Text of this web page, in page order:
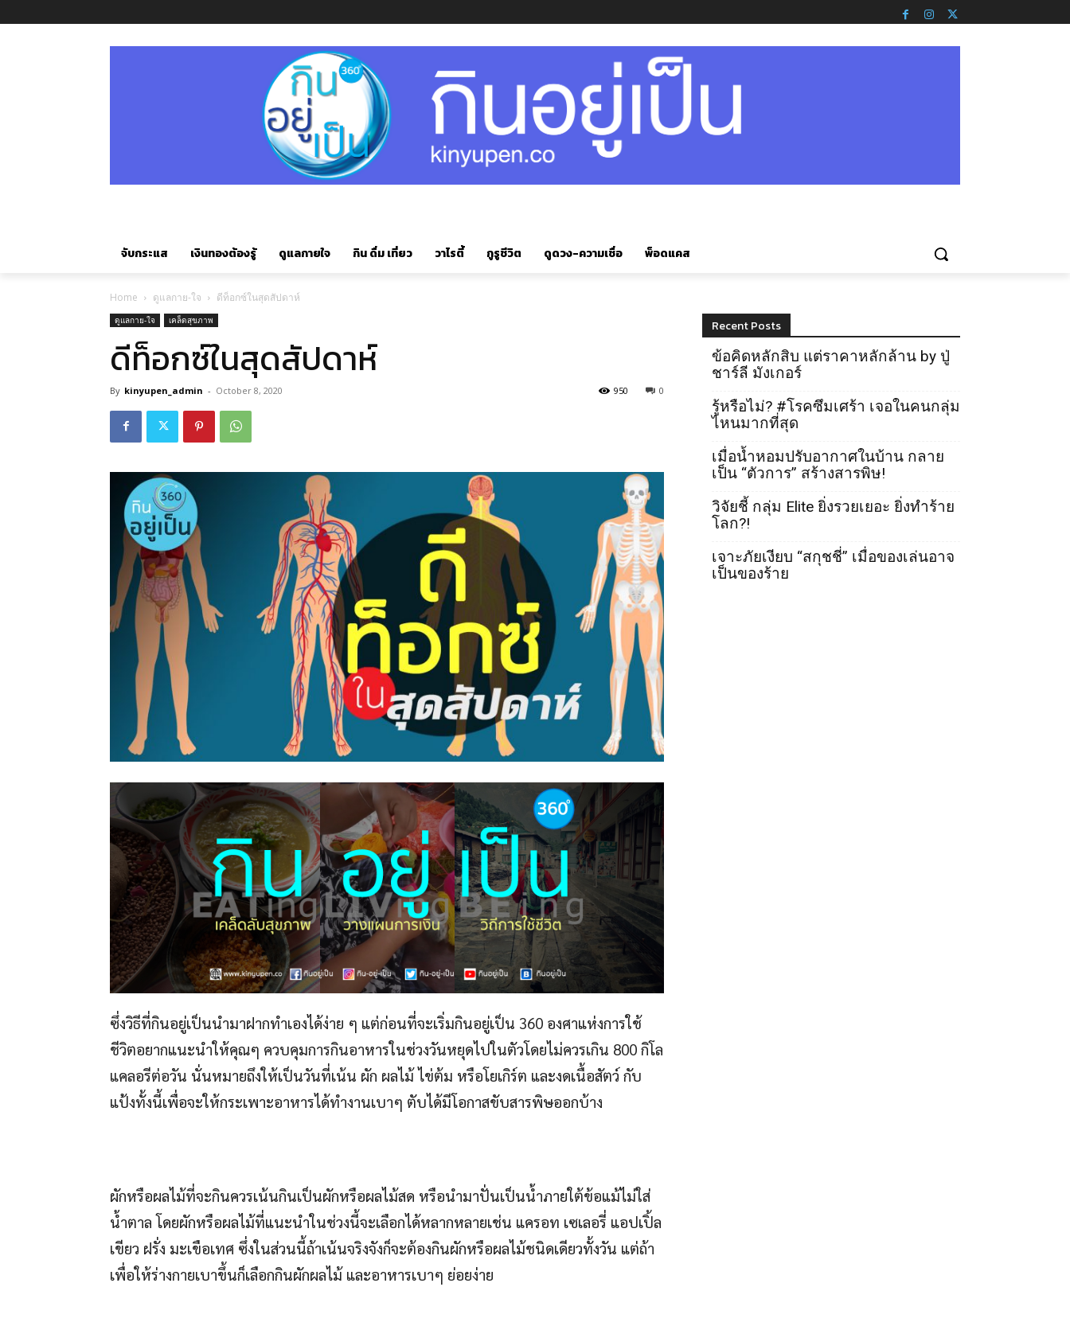
จับกระแส เงินทองต้องรู้ ดูแลกายใจ กิน ดื่ม เที่ยว วาไรตี้ กูรูชีวิต ดูดวง-ความเชื่อ พ็อดแคส
Home ดูแลกาย-ใจ ดีท็อกซ์ในสุดสัปดาห์
ดูแลกาย-ใจ เคล็ดสุขภาพ
ดีท็อกซ์ในสุดสัปดาห์
By kinyupen_admin - October 8, 2020 0
950
ซึ่งวิธีที่กินอยู่เป็นนำมาฝากทำเองได้ง่าย ๆ แต่ก่อนที่จะเริ่มกินอยู่เป็น 360 องศาแห่งการใช้
ชีวิตอยากแนะนำให้คุณๆ ควบคุมการกินอาหารในช่วงวันหยุดไปในตัวโดยไม่ควรเกิน 800 กิโล
แคลอรีต่อวัน นั่นหมายถึงให้เป็นวันที่เน้น ผัก ผลไม้ ไข่ต้ม หรือโยเกิร์ต และงดเนื้อสัตว์ กับ
แป้งทั้งนี้เพื่อจะให้กระเพาะอาหารได้ทำงานเบาๆ ตับได้มีโอกาสขับสารพิษออกบ้าง
ผักหรือผลไม้ที่จะกินควรเน้นกินเป็นผักหรือผลไม้สด หรือนำมาปั่นเป็นน้ำภายใต้ข้อแม้ไม่ใส่
น้ำตาล โดยผักหรือผลไม้ที่แนะนำในช่วงนี้จะเลือกได้หลากหลายเช่น แครอท เซเลอรี่ แอปเปิ้ล
เขียว ฝรั่ง มะเขือเทศ ซึ่งในส่วนนี้ถ้าเน้นจริงจังก็จะต้องกินผักหรือผลไม้ชนิดเดียวทั้งวัน แต่ถ้า
เพื่อให้ร่างกายเบาขึ้นก็เลือกกินผักผลไม้ และอาหารเบาๆ ย่อยง่าย
Recent Posts
ข้อคิดหลักสิบ แต่ราคาหลักล้าน by ปู่
ชาร์ลี มังเกอร์
รู้หรือไม่? #โรคซึมเศร้า เจอในคนกลุ่ม
ไหนมากที่สุด
เมื่อน้ำหอมปรับอากาศในบ้าน กลาย
เป็น “ตัวการ” สร้างสารพิษ!
วิจัยชี้ กลุ่ม Elite ยิ่งรวยเยอะ ยิ่งทำร้าย
โลก?!
เจาะภัยเงียบ “สกุชชี่” เมื่อของเล่นอาจ
เป็นของร้าย